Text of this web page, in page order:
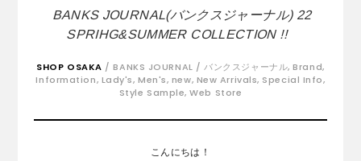
BANKS JOURNAL(バンクスジャーナル) 22
SPRIHG&SUMMER COLLECTION !!
SHOP OSAKA /BANKS JOURNAL / バンクスジャーナル,Brand,
Information, Lady's,Men's, new, New Arrivals, Special Info,
Style Sample,Web Store
こんにちは！